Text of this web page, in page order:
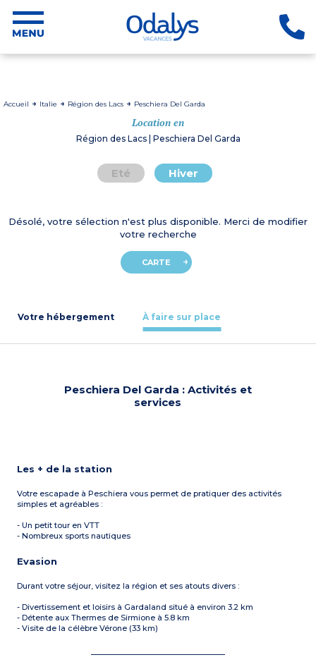
Accueil Italie Région des Lacs Peschiera Del Garda
Location en
Région des Lacs | Peschiera Del Garda
Eté Hiver
Désolé, votre sélection n'est plus disponible. Merci de modifier
votre recherche
CARTE
Votre hébergement À faire sur place
Peschiera Del Garda : Activités et
services
Les + de la station
Votre escapade à Peschiera vous permet de pratiquer des activités
simples et agréables :
- Un petit tour en VTT
- Nombreux sports nautiques
Evasion
Durant votre séjour, visitez la région et ses atouts divers :
- Divertissement et loisirs à Gardaland situé à environ 3.2 km
- Détente aux Thermes de Sirmione à 5.8 km
- Visite de la célèbre Vérone (33 km)